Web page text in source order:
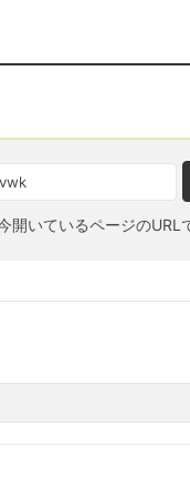
開いているページのURL